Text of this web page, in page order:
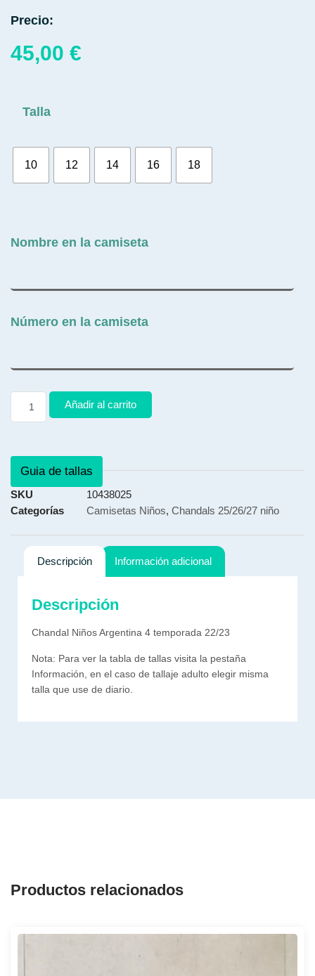
Precio:
45,00 €
Talla
10 12 14 16 18
Nombre en la camiseta
Número en la camiseta
Añadir al carrito
Guia de tallas
SKU
10438025
Categorías
Camisetas Niños, Chandals 25/26/27 niño
Descripción Información adicional
Descripción
Chandal Niños Argentina 4 temporada 22/23
Nota: Para ver la tabla de tallas visita la pestaña
Información, en el caso de tallaje adulto elegir misma
talla que use de diario.
Productos relacionados